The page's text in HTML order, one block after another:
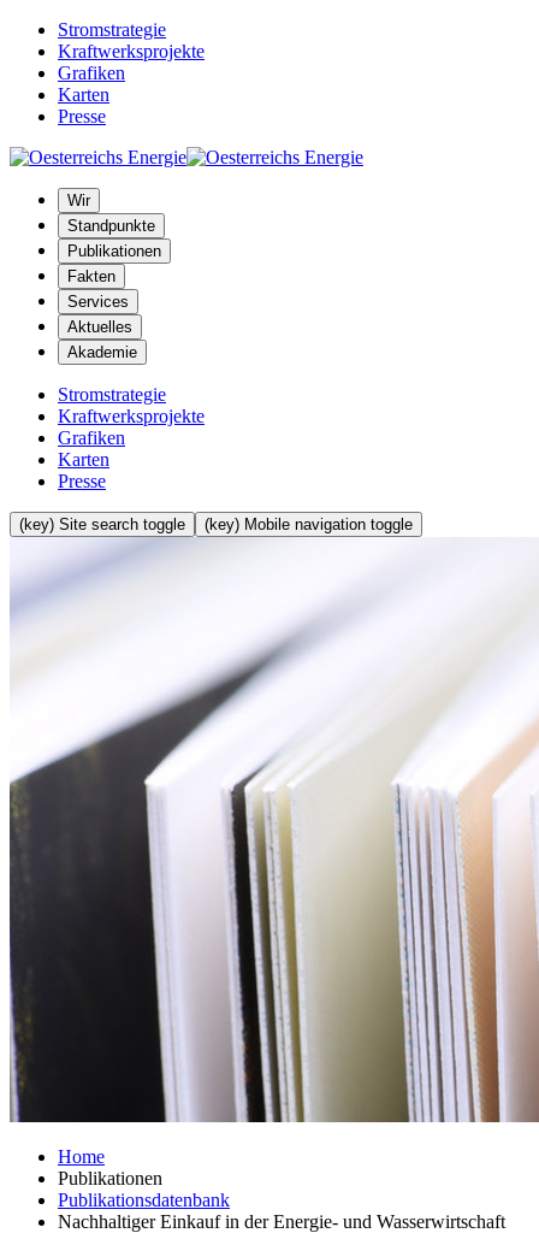
Stromstrategie
Kraftwerksprojekte
Grafiken
Karten
Presse
Wir
Standpunkte
Publikationen
Fakten
Services
Aktuelles
Akademie
Stromstrategie
Kraftwerksprojekte
Grafiken
Karten
Presse
(key) Site search toggle (key) Mobile navigation toggle
Home
Publikationen
Publikationsdatenbank
Nachhaltiger Einkauf in der Energie- und Wasserwirtschaft